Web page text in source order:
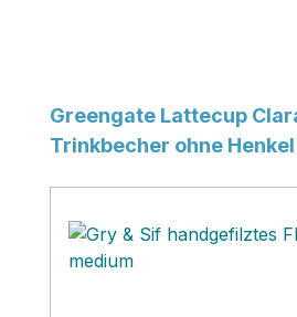
Produktgalerie überspringen
Greengate Lattecup
Trinkbecher ohne Henkel